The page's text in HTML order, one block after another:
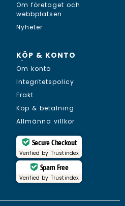
Om företaget och
webbplatsen
Nyheter
KÖP & KONTO
LÄS OM...
Om konto
Integritetspolicy
Frakt
Köp & betalning
Allmänna villkor
Secure Checkout
Verified by Trustindex
Spam Free
Verified by Trustindex